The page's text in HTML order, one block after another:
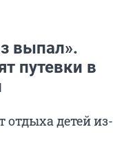
выпал».
путевки в
отдыха детей из-